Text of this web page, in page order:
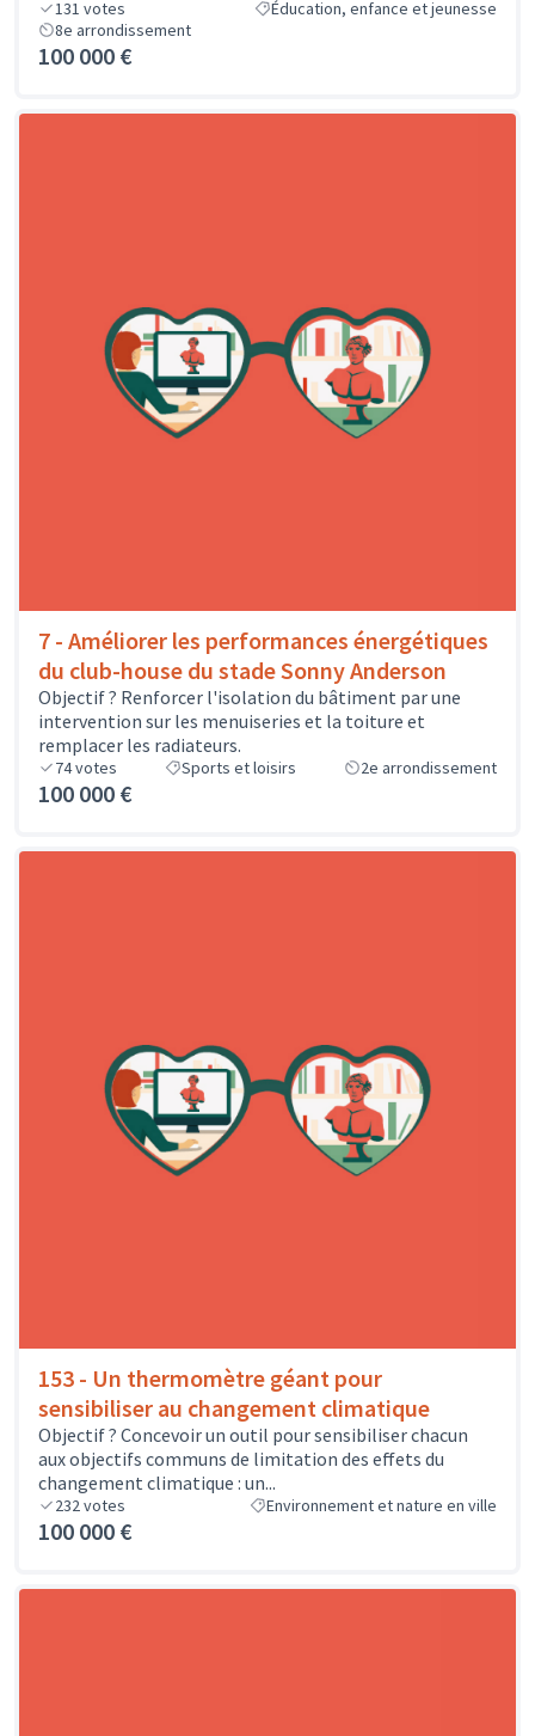
131 votes
Éducation, enfance et jeunesse
8e arrondissement
100 000 €
7 - Améliorer les performances énergétiques
du club-house du stade Sonny Anderson
Objectif ? Renforcer l'isolation du bâtiment par une
intervention sur les menuiseries et la toiture et
remplacer les radiateurs.
74votes Sports et loisirs 2e arrondissement
100 000 €
153 - Un thermomètre géant pour
sensibiliser au changement climatique
Objectif ? Concevoir un outil pour sensibiliser chacun
aux objectifs communs de limitation des effets du
changement climatique : un...
232votes Environnement et nature en ville
100 000 €